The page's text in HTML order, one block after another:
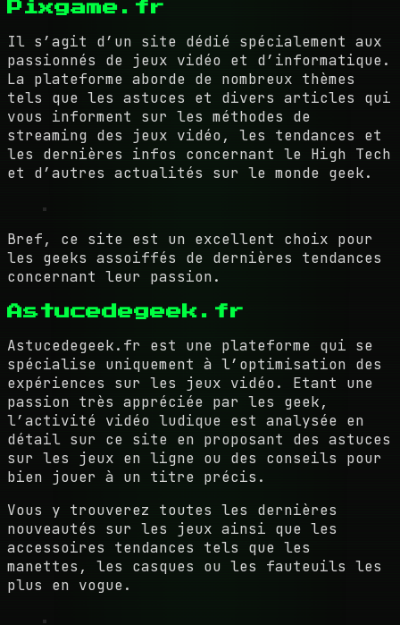
Pixgame.fr
Il s’agit d’un site dédié spécialement aux
passionnés de jeux vidéo et d’informatique.
La plateforme aborde de nombreux thèmes
tels que les astuces et divers articles qui
vous informent sur les méthodes de
streaming des jeux vidéo, les tendances et
les dernières infos concernant le High Tech
et d’autres actualités sur le monde geek.
Bref, ce site est un excellent choix pour
les geeks assoiffés de dernières tendances
concernant leur passion.
Astucedegeek.fr
Astucedegeek.fr est une plateforme qui se
spécialise uniquement à l’optimisation des
expériences sur les jeux vidéo. Etant une
passion très appréciée par les geek,
l’activité vidéo ludique est analysée en
détail sur ce site en proposant des astuces
sur les jeux en ligne ou des conseils pour
bien jouer à un titre précis.
Vous y trouverez toutes les dernières
nouveautés sur les jeux ainsi que les
accessoires tendances tels que les
manettes, les casques ou les fauteuils les
plus en vogue.